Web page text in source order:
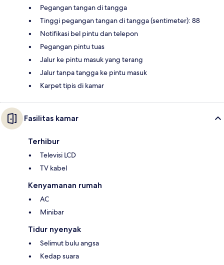
Pegangan tangan di tangga
Tinggi pegangan tangan di tangga (sentimeter): 88
Notifikasi bel pintu dan telepon
Pegangan pintu tuas
Jalur ke pintu masuk yang terang
Jalur tanpa tangga ke pintu masuk
Karpet tipis di kamar
Fasilitas kamar
Terhibur
Televisi LCD
TV kabel
Kenyamanan rumah
AC
Minibar
Tidur nyenyak
Selimut bulu angsa
Kedap suara